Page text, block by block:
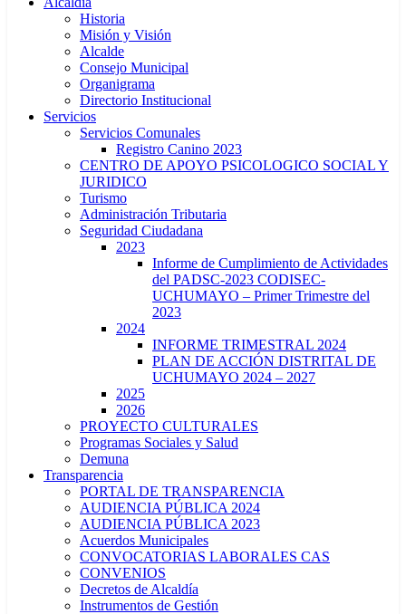
Historia
Misión y Visión
Alcalde
Consejo Municipal
Organigrama
Directorio Institucional
Servicios
Servicios Comunales
Registro Canino 2023
CENTRO DE APOYO PSICOLOGICO SOCIAL Y
JURIDICO
Turismo
Administración Tributaria
Seguridad Ciudadana
2023
Informe de Cumplimiento de Actividades
del PADSC-2023 CODISEC-
UCHUMAYO – Primer Trimestre del
2023
2024
INFORME TRIMESTRAL 2024
PLAN DE ACCIÓN DISTRITAL DE
UCHUMAYO 2024 – 2027
2025
2026
PROYECTO CULTURALES
Programas Sociales y Salud
Demuna
Transparencia
PORTAL DE TRANSPARENCIA
AUDIENCIA PÚBLICA 2024
AUDIENCIA PÚBLICA 2023
Acuerdos Municipales
CONVOCATORIAS LABORALES CAS
CONVENIOS
Decretos de Alcaldía
Instrumentos de Gestión